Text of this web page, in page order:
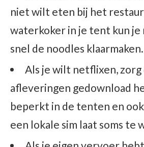
niet wilt eten bij het
waterkoker in je tent kun je
snel de noodles klaarmaken.
Als je wilt netflixen, zorg
afleveringen gedownload
beperkt in de tenten en
een lokale sim laat soms te